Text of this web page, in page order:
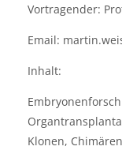
Vortragender:
Email:
Inhalt:
Klonen,